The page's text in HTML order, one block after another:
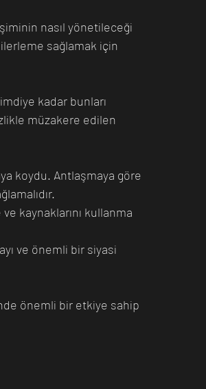
nasıl yönetileceği
ilerleme sağlamak için
kadar bunları
müzakere edilen
koydu. Antlaşmaya göre
kaynaklarını kullanma
ve önemli bir siyasi
önemli bir etkiye sahip